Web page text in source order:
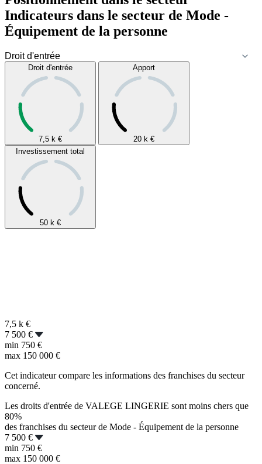
Indicateurs dans le secteur de Mode -
Équipement de la personne
Droit d'entrée
7,5 k €
Apport
20 k €
Investissement total
50 k €
7,5 k €
7 500 €
min 750 €
max 150 000 €
Cet indicateur compare les informations des franchises du secteur
concerné.
Les droits d'entrée de VALEGE LINGERIE sont moins chers que
80%
des franchises du secteur de Mode - Équipement de la personne
7 500 €
min 750 €
max 150 000 €